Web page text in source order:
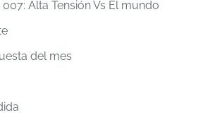
007: Alta Tensión Vs El mundo
del mes